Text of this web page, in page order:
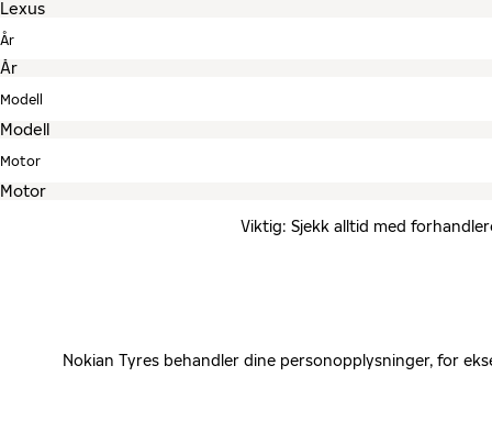
År
Modell
Motor
Viktig: Sjekk alltid med
Nokian Tyres behandler dine personopplysninger, for